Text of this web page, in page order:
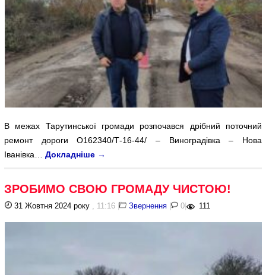
В межах Тарутинської громади розпочався дрібний поточний
ремонт дороги О162340/Т-16-44/ – Виноградівка – Нова
Іванівка…Докладніше →
ЗРОБИМО СВОЮ ГРОМАДУ ЧИСТОЮ!
31 Жовтня 2024 року , 11:16 | Звернення | 0 | 111